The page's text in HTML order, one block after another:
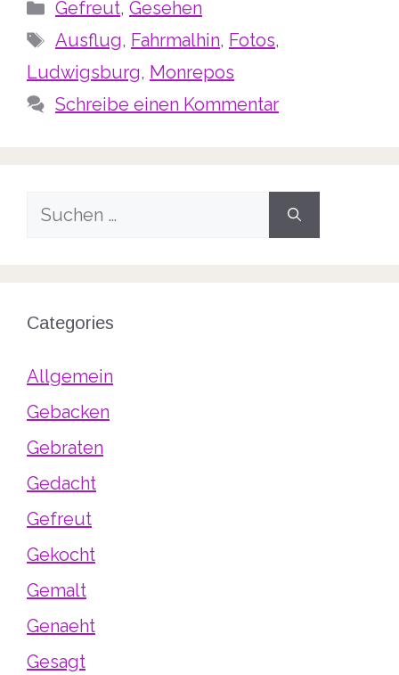
Kategorien
Gefreut, Gesehen
Schlagwörter
Ausflug, Fahrmalhin, Fotos,
Ludwigsburg, Monrepos
Schreibe einen Kommentar
Suche
Categories
Allgemein
Gebacken
Gebraten
Gedacht
Gefreut
Gekocht
Gemalt
Genaeht
Gesagt